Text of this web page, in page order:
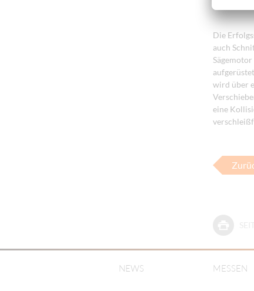
Die
auch
wird über
eine
NEWS MESSEN